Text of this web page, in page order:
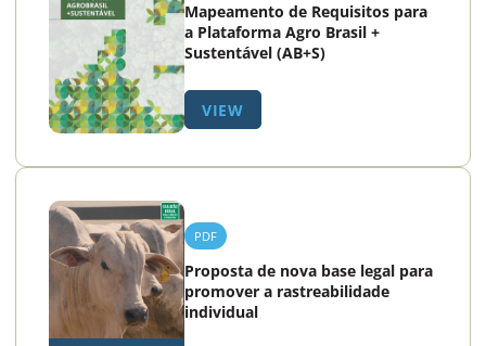
Mapeamento de Requisitos para
a Plataforma Agro Brasil +
Sustentável (AB+S)
VIEW
PDF
Proposta de nova base legal para
promover a rastreabilidade
individual